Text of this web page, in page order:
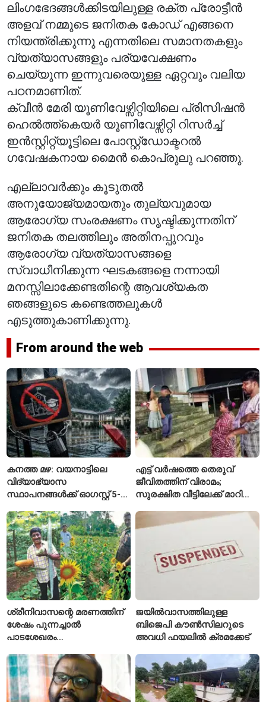
ലിംഗഭേദങ്ങൾക്കിടയിലുള്ള രക്ത പ്രോട്ടീൻ
അളവ് നമ്മുടെ ജനിതക കോഡ് എങ്ങനെ
നിയന്ത്രിക്കുന്നു എന്നതിലെ സമാനതകളും
വ്യത്യാസങ്ങളും പര്യവേക്ഷണം
ചെയ്യുന്ന ഇന്നുവരെയുള്ള ഏറ്റവും വലിയ
പഠനമാണിത്.
ക്വീൻ മേരി യൂണിവേഴ്സിറ്റിയിലെ പ്രിസിഷൻ
ഹെൽത്ത്കെയർ യൂണിവേഴ്സിറ്റി റിസർച്ച്
ഇൻസ്റ്റിറ്റ്യൂട്ടിലെ പോസ്റ്റ്ഡോക്ടറൽ
ഗവേഷകനായ മൈൻ കൊപ്രുലു പറഞ്ഞു.
എല്ലാവർക്കും കൂടുതൽ
അനുയോജ്യമായതും തുല്യവുമായ
ആരോഗ്യ സംരക്ഷണം സൃഷ്ടിക്കുന്നതിന്
ജനിതക തലത്തിലും അതിനപ്പുറവും
ആരോഗ്യ വ്യത്യാസങ്ങളെ
സ്വാധീനിക്കുന്ന ഘടകങ്ങളെ നന്നായി
മനസ്സിലാക്കേണ്ടതിന്റെ ആവശ്യകത
ഞങ്ങളുടെ കണ്ടെത്തലുകൾ
എടുത്തുകാണിക്കുന്നു.
From around the web
കനത്ത മഴ: വയനാട്ടിലെ
വിദ്യാഭ്യാസ
സ്ഥാപനങ്ങൾക്ക് ഓഗസ്റ്റ് 5-ന്
എട്ട് വർഷത്തെ തെരുവ്
ജീവിതത്തിന് വിരാമം;
സുരക്ഷിത വീട്ടിലേക്ക് മാറി
ശ്രീനിവാസന്റെ മരണത്തിന്
ശേഷം പുന്നച്ചാൽ
പാടശേഖരം
കർഷകർ
ജയിൽവാസത്തിലുള്ള
ബിജെപി കൗൺസിലറുടെ
അവധി ഫയലിൽ ക്രമക്കേട്